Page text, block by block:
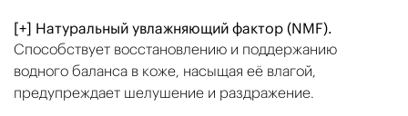
[+] Натуральный увлажняющий фактор (NMF).
Способствует восстановлению и поддержанию
водного баланса в коже, насыщая её влагой,
предупреждает шелушение и раздражение.